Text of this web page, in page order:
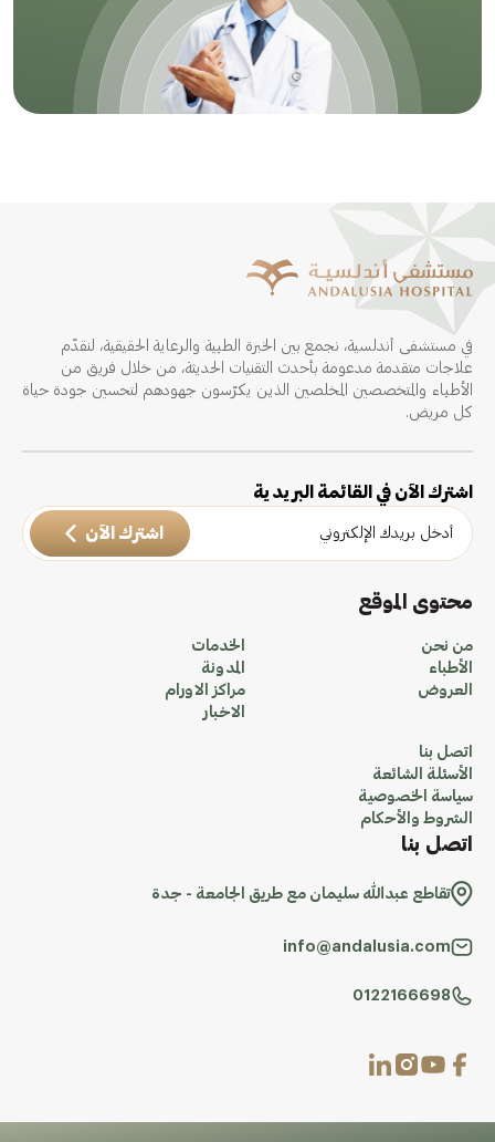
في مستشفى أندلسية، نجمع بين الخبرة الطبية والرعاية الحقيقية، لنقدّم
علاجات متقدمة مدعومة بأحدث التقنيات الحديثة، من خلال فريق من
الأطباء والمتخصصين المخلصين الذين يكرّسون جهودهم لتحسين جودة حياة
كل مريض.
اشترك الآن في القائمة البريدية
اشترك الآن
محتوى الموقع
من نحن
الأطباء
العروض
الخدمات
المدونة
مراكز الاورام
الاخبار
اتصل بنا
الأسئلة الشائعة
سياسة الخصوصية
الشروط والأحكام
اتصل بنا
تقاطع عبدالله سليمان مع طريق الجامعة - جدة
info@andalusia.com
0122166698